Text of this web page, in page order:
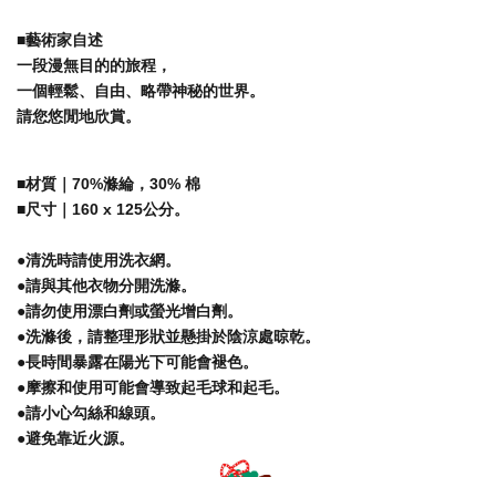
■藝術家自述
一段漫無目的的旅程，
一個輕鬆、自由、略帶神秘的世界。
請您悠閒地欣賞。
■材質｜ 70%滌綸，30% 棉
■尺寸｜160 x 125公分。
●清洗時請使用洗衣網。
●請與其他衣物分開洗滌。
●請勿使用漂白劑或螢光增白劑。
●洗滌後，請整理形狀並懸掛於陰涼處晾乾。
●長時間暴露在陽光下可能會褪色。
●摩擦和使用可能會導致起毛球和起毛。
●請小心勾絲和線頭。
●避免靠近火源。